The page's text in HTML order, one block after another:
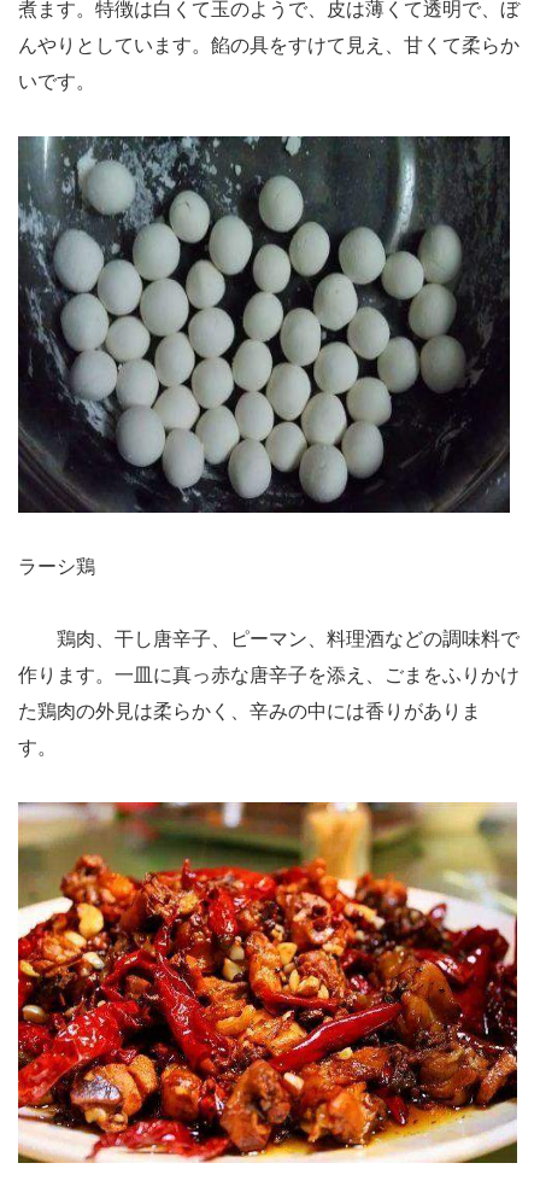
煮ます。特徴は白くて玉のようで、皮は薄くて透明で、ぼ
んやりとしています。餡の具をすけて見え、甘くて柔らか
いです。
ラーシ鶏
鶏肉、干し唐辛子、ピーマン、料理酒などの調味料で
作ります。一皿に真っ赤な唐辛子を添え、ごまをふりかけ
た鶏肉の外見は柔らかく、辛みの中には香りがありま
す。